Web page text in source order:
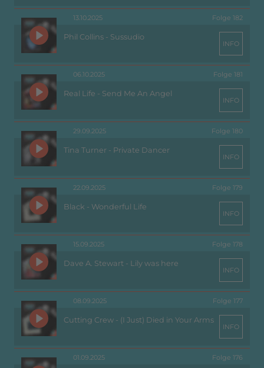
13.10.2025 Folge 182
Phil Collins - Sussudio
INFO
06.10.2025 Folge 181
Real Life - Send Me An Angel
INFO
29.09.2025 Folge 180
Tina Turner - Private Dancer
INFO
22.09.2025 Folge 179
Black - Wonderful Life
INFO
15.09.2025 Folge 178
Dave A. Stewart - Lily was here
INFO
08.09.2025 Folge 177
Cutting Crew - (I Just) Died in Your Arms
INFO
01.09.2025 Folge 176